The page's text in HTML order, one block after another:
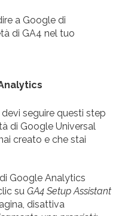
a Google di
di GA4 nel tuo
seguire questi step
di Google Universal
creato e che stai
di Google Analytics
su GA4 Setup Assistant
disattiva